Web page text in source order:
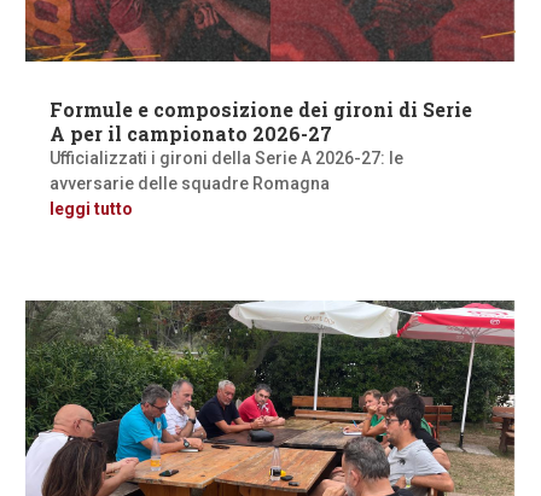
Formule e composizione dei gironi di Serie
A per il campionato 2026-27
Ufficializzati i gironi della Serie A 2026-27: le
avversarie delle squadre Romagna
leggi tutto